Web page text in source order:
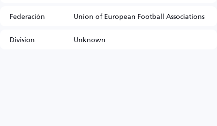
Federación
Union of European Football Associations
División
Unknown